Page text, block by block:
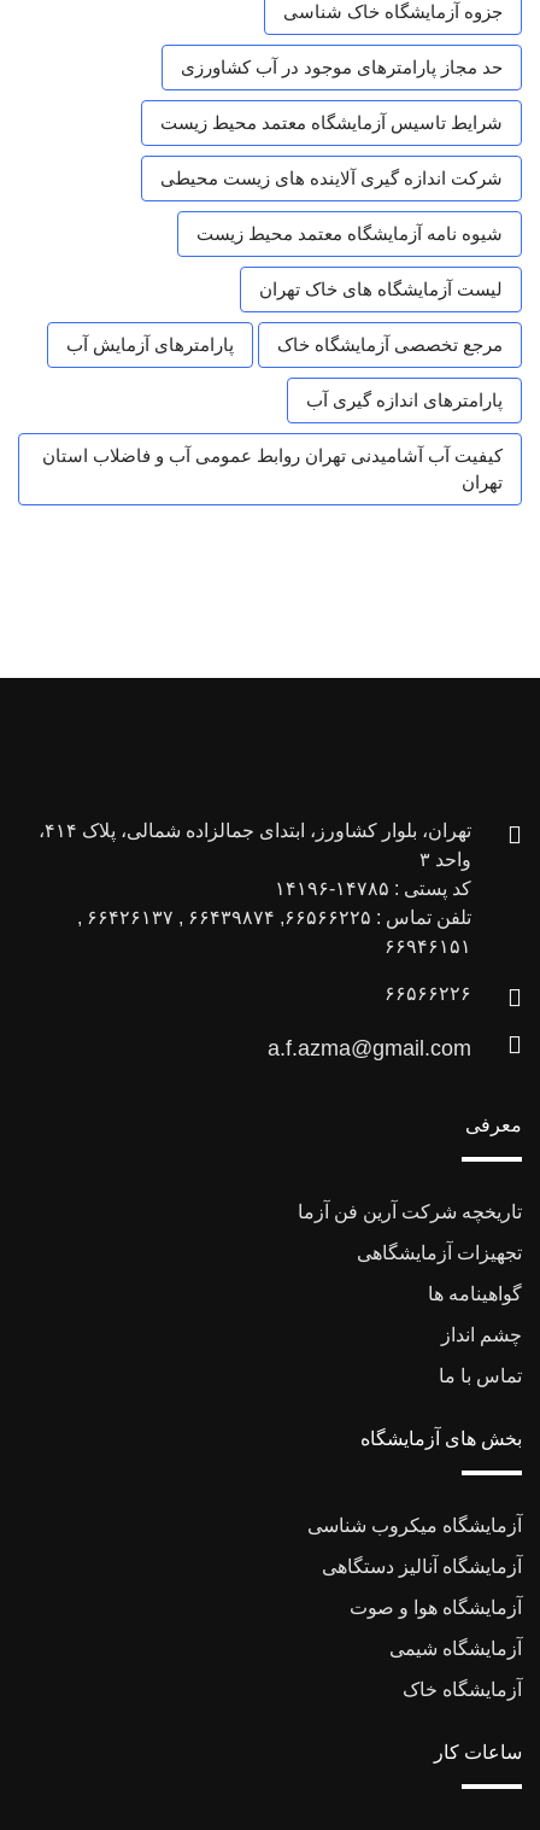
جزوه آزمایشگاه خاک شناسی
حد مجاز پارامترهای موجود در آب کشاورزی
شرایط تاسیس آزمایشگاه معتمد محیط زیست
شرکت اندازه گیری آلاینده های زیست محیطی
شیوه نامه آزمایشگاه معتمد محیط زیست
لیست آزمایشگاه های خاک تهران
مرجع تخصصی آزمایشگاه خاک پارامترهای آزمایش آب
پارامترهای اندازه گیری آب
کیفیت آب آشامیدنی تهران روابط عمومی آب و فاضلاب استان
تهران
تهران، بلوار کشاورز، ابتدای جمالزاده شمالی، پلاک ۴۱۴،
واحد ۳
کد پستی : ۱۴۷۸۵-۱۴۱۹۶
تلفن تماس : ۶۶۵۶۶۲۲۵, ۶۶۴۳۹۸۷۴ , ۶۶۴۲۶۱۳۷ ,
۶۶۹۴۶۱۵۱
۶۶۵۶۶۲۲۶
a.f.azma@gmail.com
معرفی
تاریخچه شرکت آرین فن آزما
تجهیزات آزمایشگاهی
گواهینامه ها
چشم انداز
تماس با ما
بخش های آزمایشگاه
آزمایشگاه میکروب شناسی
آزمایشگاه آنالیز دستگاهی
آزمایشگاه هوا و صوت
آزمایشگاه شیمی
آزمایشگاه خاک
ساعات کار